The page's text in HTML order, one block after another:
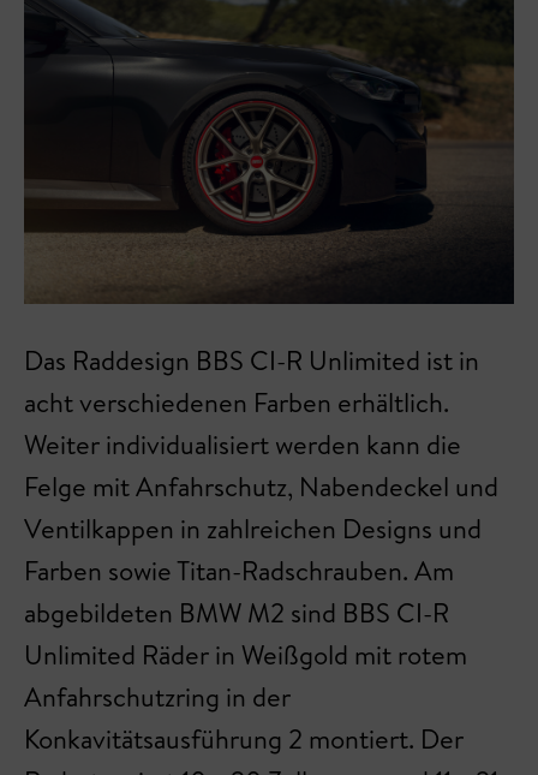
Das Raddesign BBS CI-R Unlimited ist in
acht verschiedenen Farben erhältlich.
Weiter individualisiert werden kann die
Felge mit Anfahrschutz, Nabendeckel und
Ventilkappen in zahlreichen Designs und
Farben sowie Titan-Radschrauben. Am
abgebildeten BMW M2 sind BBS CI-R
Unlimited Räder in Weißgold mit rotem
Anfahrschutzring in der
Konkavitätsausführung 2 montiert. Der